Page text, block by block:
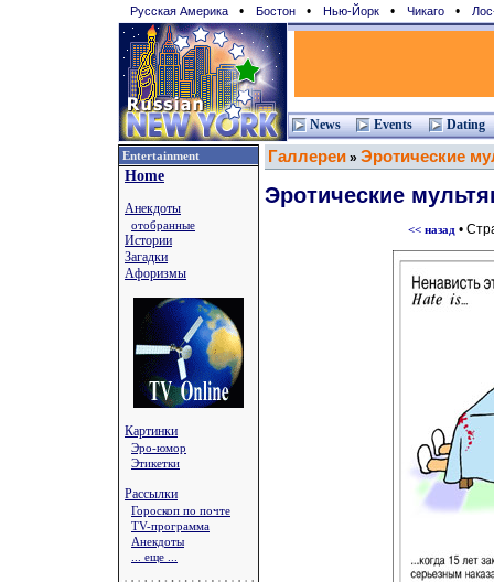
Русская Америка • Бостон • Нью-Йорк • Чикаго •
News Events Dating
Entertainment
Home
Анекдоты
отобранные
Истории
Загадки
Афоризмы
Картинки
Эро-юмор
Этикетки
Рассылки
Гороскоп по почте
TV-программа
Анекдоты
... еще ...
Галлереи » Эротические
Эротические
<< назад •